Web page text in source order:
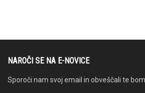
NAROČI SE NA E-NOVICE
Sporoči nam svoj email in obveščali te